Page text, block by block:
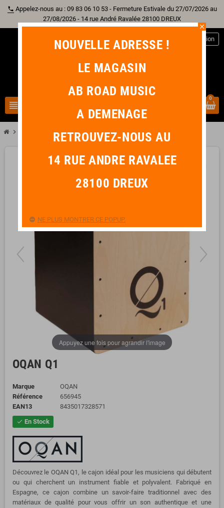
phone Appelez-nous au : 09 83 06 10 53 - Fermeture Estivale du 27/07/2026 au
27/08/2026 - 14 rue André Ravalée 28100 DREUX
view_headline
Connexion
0
chevron_right chevron_right Cajonchevron_right OQAN Q1
Appuyez une fois pour agrandir l'image
OQAN Q1
Marque
OQAN
Référence
656945
EAN13
8435017328571
check En Stock
Découvrez le OQAN Q1, le cajon idéal pour les musiciens qui débutent
ou qui cherchent un instrument fiable et polyvalent. Fabriqué en
Espagne, ce cajon combine un savoir-faire traditionnel avec des
matériaux de qualité pour vous offrir un son authentique et une
close
NOUVELLE ADRESSE !
LE MAGASIN
AB ROAD MUSIC
A DEMENAGE
RETROUVEZ-NOUS AU
14 RUE ANDRE RAVALEE
28100 DREUX
NE PLUS MONTRER CE POPUP.